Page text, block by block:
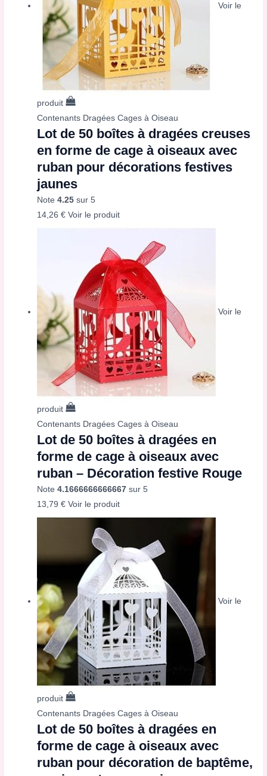
Voir le
produit
Contenants Dragées Cages à Oiseau
Lot de 50 boîtes à dragées creuses
en forme de cage à oiseaux avec
ruban pour décorations festives
jaunes
Note4.25 sur 5
14,26€ Voir le produit
Voir le
produit
Contenants Dragées Cages à Oiseau
Lot de 50 boîtes à dragées en
forme de cage à oiseaux avec
ruban – Décoration festive Rouge
Note4.1666666666667 sur 5
13,79€ Voir le produit
Voir le
produit
Contenants Dragées Cages à Oiseau
Lot de 50 boîtes à dragées en
forme de cage à oiseaux avec
ruban pour décoration de baptême,